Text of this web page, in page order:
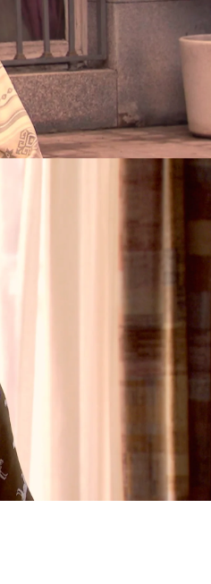
y nunca va a cambiar
le ha advertido: no
a él. “Por tu culpa he
haciendo